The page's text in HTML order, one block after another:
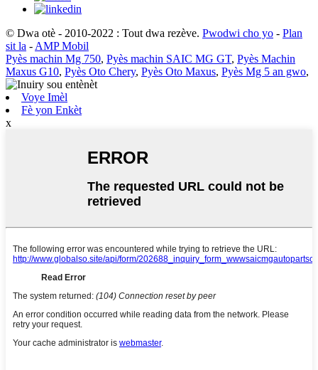
© Dwa otè - 2010-2022 : Tout dwa rezève. Pwodwi cho yo - Plan
sit la - AMP Mobil
Pyès machin Mg 750, Pyès machin SAIC MG GT, Pyès Machin
Maxus G10, Pyès Oto Chery, Pyès Oto Maxus, Pyès Mg 5 an gwo,
Voye Imèl
Fè yon Enkèt
x